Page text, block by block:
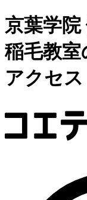
京葉学
稲毛教室
アクセス